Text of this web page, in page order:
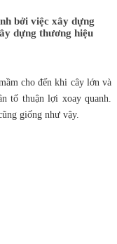
bởi việc xây dựng
dựng thương hiệu
cho đến khi cây lớn và
tố thuận lợi xoay quanh.
giống như vậy.